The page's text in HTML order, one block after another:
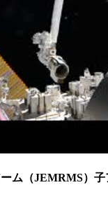
ム（JEMRMS）